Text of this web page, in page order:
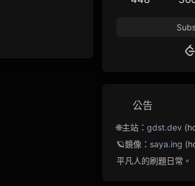
公告
🌐主站： gdst.dev
🪐鏡像： saya.ing
平凡人的刷題日常。